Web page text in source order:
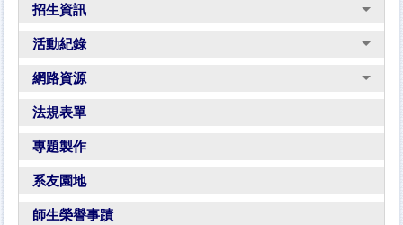
招生資訊
活動紀錄
網路資源
法規表單
專題製作
系友園地
師生榮譽事蹟